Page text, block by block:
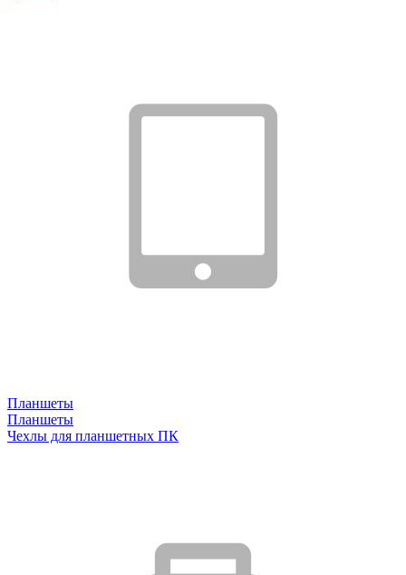
Планшеты
Планшеты
Чехлы для планшетных ПК